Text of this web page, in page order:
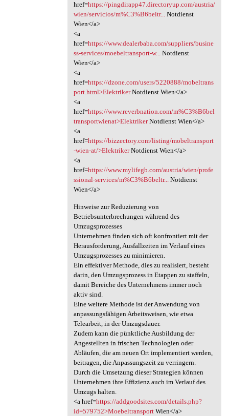
href=https://pingdirapp47.directoryup.com/austria/
wien/servicios/m%C3%B6beltr...
Notdienst
Wien</a>
<a
href=https://www.dealerbaba.com/suppliers/busine
ss-services/moebeltransport-w...
Notdienst
Wien</a>
<a
href=https://dzone.com/users/5220888/mobeltrans
port.html>ElektrikerNotdienst Wien</a>
<a
href=https://www.reverbnation.com/m%C3%B6bel
transportwienat>ElektrikerNotdienst Wien</a>
<a
href=https://bizzectory.com/listing/mobeltransport
-wien-at/>ElektrikerNotdienst Wien</a>
<a
href=https://www.mylifegb.com/austria/wien/profe
ssional-services/m%C3%B6beltr...
Notdienst
Wien</a>
Hinweise zur Reduzierung von
Betriebsunterbrechungen während des
Umzugsprozesses
Unternehmen finden sich oft konfrontiert mit der
Herausforderung, Ausfallzeiten im Verlauf eines
Umzugsprozesses zu minimieren.
Ein effektiver Methode, dies zu realisiert, besteht
darin, den Umzugsprozess in Etappen zu staffeln,
damit Bereiche des Unternehmens immer noch
aktiv sind.
Eine weitere Methode ist der Anwendung von
anpassungsfähigen Arbeitsweisen, wie etwa
Telearbeit, in der Umzugsdauer.
Zudem kann die pünktliche Ausbildung der
Angestellten in frischen Technologien oder
Abläufen, die am neuen Ort implementiert werden,
beitragen, die Anpassungszeit zu verringern.
Durch die Umsetzung dieser Strategien können
Unternehmen ihre Effizienz auch im Verlauf des
Umzugs halten.
<a href=https://addgoodsites.com/details.php?
id=579752>MoebeltransportWien</a>